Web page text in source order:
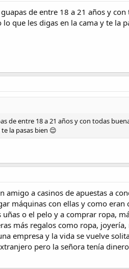
de entre 18 a 21 años y
que les digas en la cama y te la
de entre 18 a 21 años y con todas
la pasas bien 😌
amigo a casinos de apuestas a
máquinas con ellas y como
uñas o el pelo y a comprar ropa,
más regalos como ropa,
empresa y la vida se vuelve
pero la señora tenía